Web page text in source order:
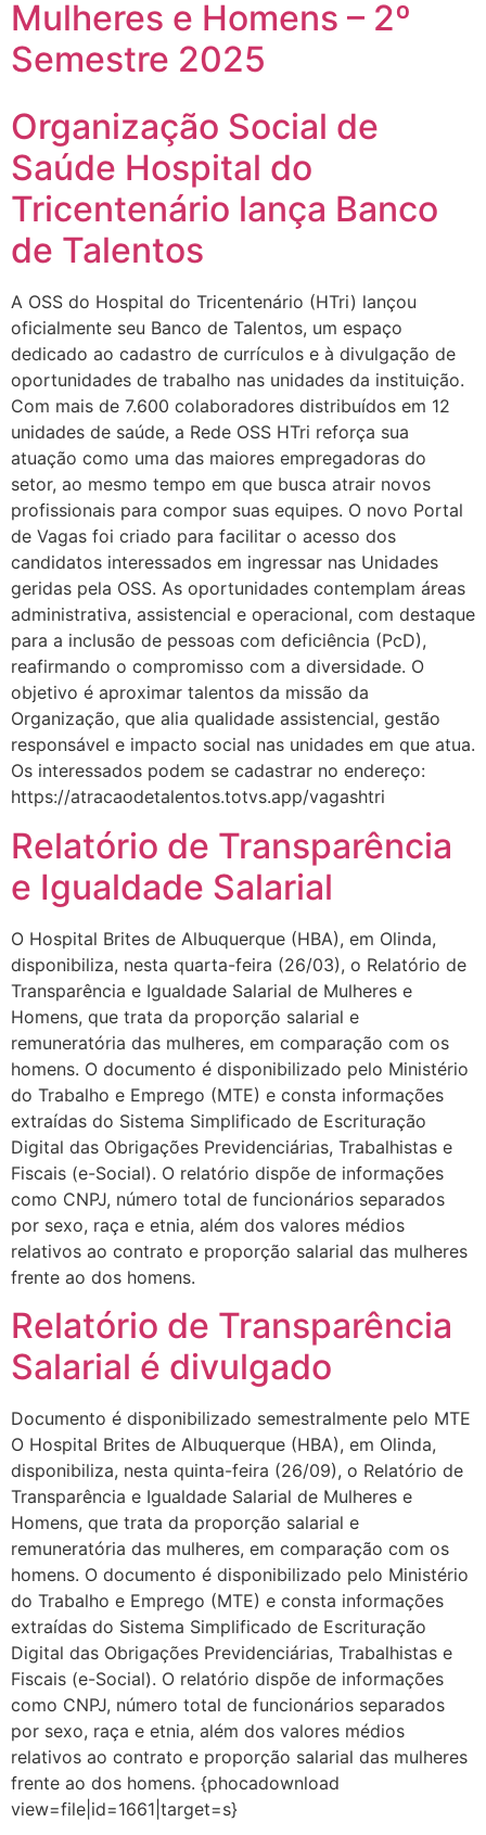
Mulheres e Homens – 2º
Semestre 2025
Organização Social de
Saúde Hospital do
Tricentenário lança Banco
de Talentos
A OSS do Hospital do Tricentenário (HTri) lançou
oficialmente seu Banco de Talentos, um espaço
dedicado ao cadastro de currículos e à divulgação de
oportunidades de trabalho nas unidades da instituição.
Com mais de 7.600 colaboradores distribuídos em 12
unidades de saúde, a Rede OSS HTri reforça sua
atuação como uma das maiores empregadoras do
setor, ao mesmo tempo em que busca atrair novos
profissionais para compor suas equipes. O novo Portal
de Vagas foi criado para facilitar o acesso dos
candidatos interessados em ingressar nas Unidades
geridas pela OSS. As oportunidades contemplam áreas
administrativa, assistencial e operacional, com destaque
para a inclusão de pessoas com deficiência (PcD),
reafirmando o compromisso com a diversidade. O
objetivo é aproximar talentos da missão da
Organização, que alia qualidade assistencial, gestão
responsável e impacto social nas unidades em que atua.
Os interessados podem se cadastrar no endereço:
https://atracaodetalentos.totvs.app/vagashtri
Relatório de Transparência
e Igualdade Salarial
O Hospital Brites de Albuquerque (HBA), em Olinda,
disponibiliza, nesta quarta-feira (26/03), o Relatório de
Transparência e Igualdade Salarial de Mulheres e
Homens, que trata da proporção salarial e
remuneratória das mulheres, em comparação com os
homens. O documento é disponibilizado pelo Ministério
do Trabalho e Emprego (MTE) e consta informações
extraídas do Sistema Simplificado de Escrituração
Digital das Obrigações Previdenciárias, Trabalhistas e
Fiscais (e-Social). O relatório dispõe de informações
como CNPJ, número total de funcionários separados
por sexo, raça e etnia, além dos valores médios
relativos ao contrato e proporção salarial das mulheres
frente ao dos homens.
Relatório de Transparência
Salarial é divulgado
Documento é disponibilizado semestralmente pelo MTE
O Hospital Brites de Albuquerque (HBA), em Olinda,
disponibiliza, nesta quinta-feira (26/09), o Relatório de
Transparência e Igualdade Salarial de Mulheres e
Homens, que trata da proporção salarial e
remuneratória das mulheres, em comparação com os
homens. O documento é disponibilizado pelo Ministério
do Trabalho e Emprego (MTE) e consta informações
extraídas do Sistema Simplificado de Escrituração
Digital das Obrigações Previdenciárias, Trabalhistas e
Fiscais (e-Social). O relatório dispõe de informações
como CNPJ, número total de funcionários separados
por sexo, raça e etnia, além dos valores médios
relativos ao contrato e proporção salarial das mulheres
frente ao dos homens. {phocadownload
view=file|id=1661|target=s}